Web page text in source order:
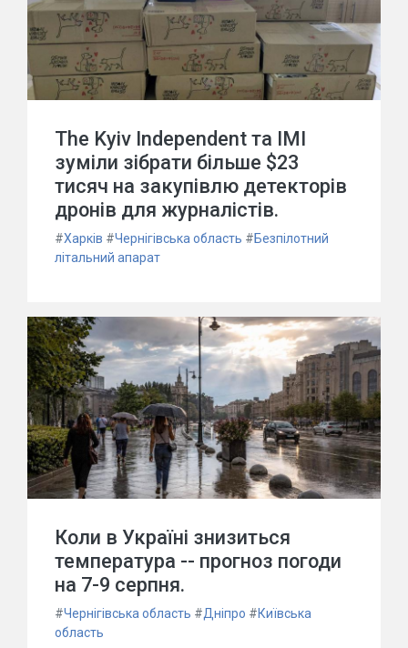
The Kyiv Independent та ІМІ
зуміли зібрати більше $23
тисяч на закупівлю детекторів
дронів для журналістів.
#Харків #Чернігівська область #Безпілотний
літальний апарат
Коли в Україні знизиться
температура -- прогноз погоди
на 7-9 серпня.
#Чернігівська область #Дніпро #Київська
область